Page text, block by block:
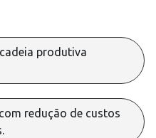
produtiva
redução de custos